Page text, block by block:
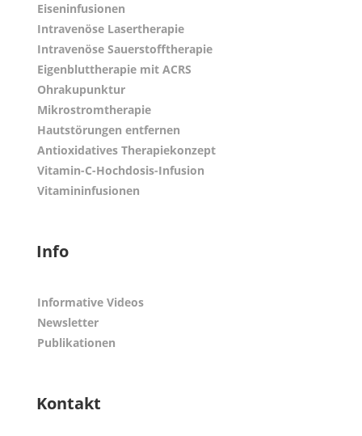
Eiseninfusionen
Intravenöse Lasertherapie
Intravenöse Sauerstofftherapie
Eigenbluttherapie mit ACRS
Ohrakupunktur
Mikrostromtherapie
Hautstörungen entfernen
Antioxidatives Therapiekonzept
Vitamin-C-Hochdosis-Infusion
Vitamininfusionen
Info
Informative Videos
Newsletter
Publikationen
Kontakt